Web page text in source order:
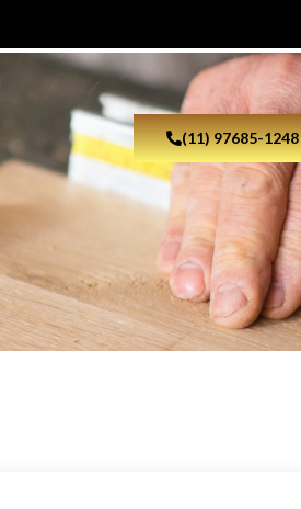
(11) 97685-1248